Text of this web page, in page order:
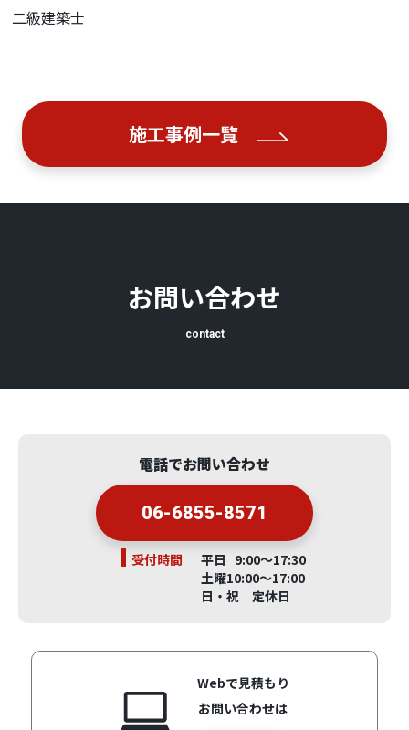
二級建築士
施工事例一覧
お問い合わせ
contact
電話でお問い合わせ
06-6855-8571
受付時間
平日 9:00～17:30
土曜10:00～17:00
日・祝 定休日
Webで見積もり
お問い合わせは